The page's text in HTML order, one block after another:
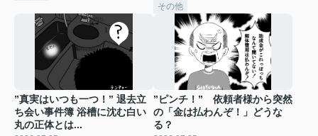
その他
”真実はいつも一つ！” 退去立
ち会い事件簿 浴槽に沈む白い
丸の正体とは...
”ピンチ！” 依頼者様から突然
の「金は払わんぞ！」どうな
る？